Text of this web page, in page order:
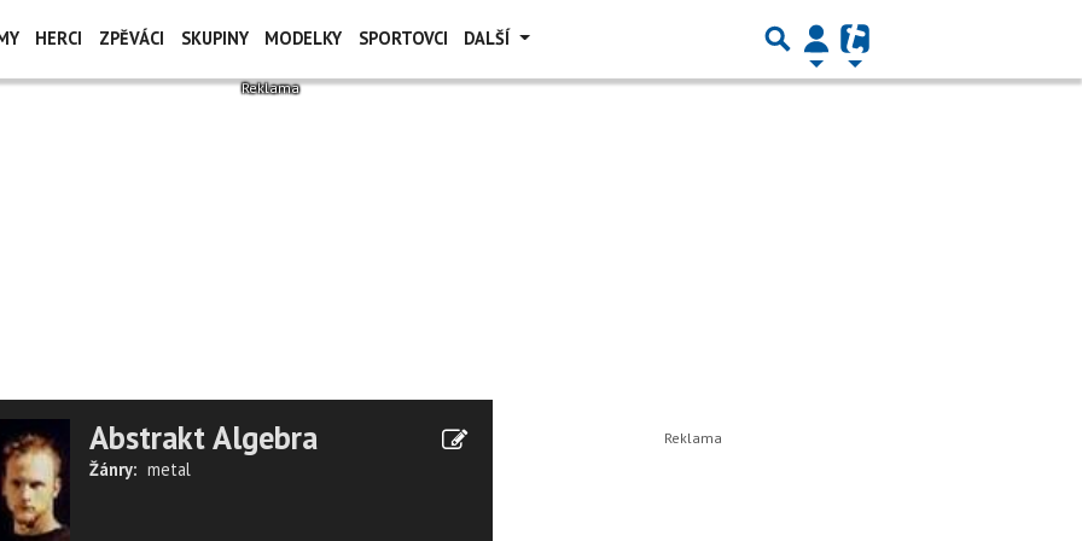
HERCI ZPĚVÁCI SKUPINY MODELKY SPORTOVCI DALŠÍ
Abstrakt Algebra
Žánry: metal